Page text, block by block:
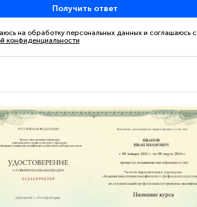
Получить ответ
на обработку персональных данных и соглашаюсь с
конфиденциальности